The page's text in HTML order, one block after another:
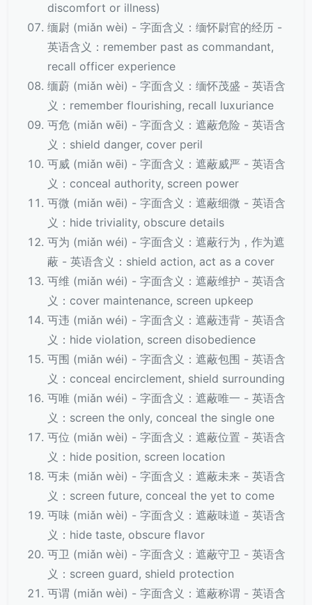
discomfort or illness)
缅尉 (miǎn wèi) - 字面含义：缅怀尉官的经历 -
英语含义：remember past as commandant,
recall officer experience
缅蔚 (miǎn wèi) - 字面含义：缅怀茂盛 - 英语含
义：remember flourishing, recall luxuriance
丏危 (miǎn wēi) - 字面含义：遮蔽危险 - 英语含
义：shield danger, cover peril
丏威 (miǎn wēi) - 字面含义：遮蔽威严 - 英语含
义：conceal authority, screen power
丏微 (miǎn wēi) - 字面含义：遮蔽细微 - 英语含
义：hide triviality, obscure details
丏为 (miǎn wéi) - 字面含义：遮蔽行为，作为遮
蔽 - 英语含义：shield action, act as a cover
丏维 (miǎn wéi) - 字面含义：遮蔽维护 - 英语含
义：cover maintenance, screen upkeep
丏违 (miǎn wéi) - 字面含义：遮蔽违背 - 英语含
义：hide violation, screen disobedience
丏围 (miǎn wéi) - 字面含义：遮蔽包围 - 英语含
义：conceal encirclement, shield surrounding
丏唯 (miǎn wéi) - 字面含义：遮蔽唯一 - 英语含
义：screen the only, conceal the single one
丏位 (miǎn wèi) - 字面含义：遮蔽位置 - 英语含
义：hide position, screen location
丏未 (miǎn wèi) - 字面含义：遮蔽未来 - 英语含
义：screen future, conceal the yet to come
丏味 (miǎn wèi) - 字面含义：遮蔽味道 - 英语含
义：hide taste, obscure flavor
丏卫 (miǎn wèi) - 字面含义：遮蔽守卫 - 英语含
义：screen guard, shield protection
丏谓 (miǎn wèi) - 字面含义：遮蔽称谓 - 英语含